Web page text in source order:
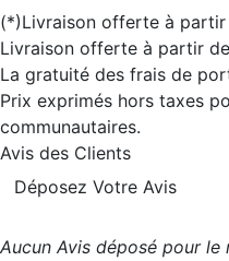
(*)Livraison offerte à
Livraison offerte à partir
La gratuité des frais de
Prix exprimés hors taxes
communautaires.
Avis des Clients
Déposez Votre Avis
Aucun Avis déposé pour le